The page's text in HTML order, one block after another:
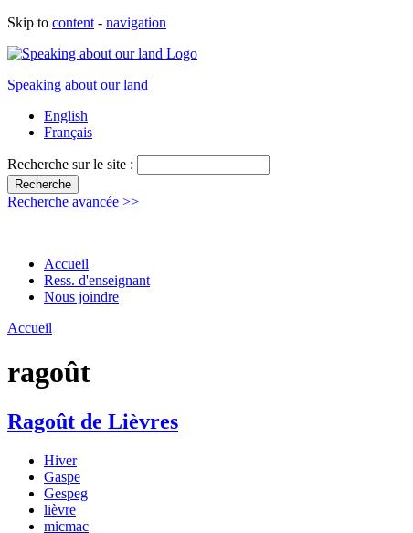
Skip to content - navigation
Speaking about our land
English
Français
Recherche sur le site :
Recherche avancée >>
Accueil
Ress. d'enseignant
Nous joindre
Accueil
ragoût
Ragoût de Lièvres
Hiver
Gaspe
Gespeg
lièvre
micmac